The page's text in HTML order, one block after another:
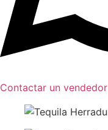
Contactar un vendedor